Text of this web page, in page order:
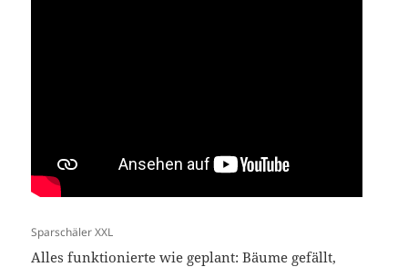
Sparschäler XXL
Alles funktionierte wie geplant: Bäume gefällt,